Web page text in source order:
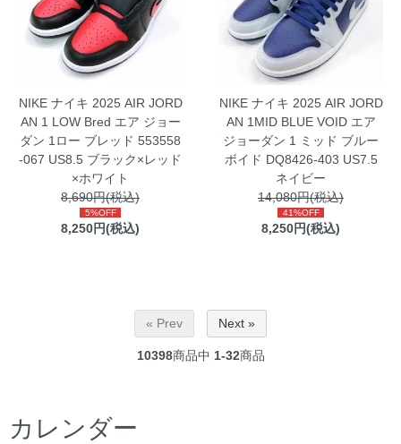
NIKE ナイキ 2025 AIR JORD
AN 1 LOW Bred エア ジョー
ダン 1ロー ブレッド 553558
-067 US8.5 ブラック×レッド
×ホワイト
8,690円(税込)
5%OFF
8,250円(税込)
NIKE ナイキ 2025 AIR JORD
AN 1MID BLUE VOID エア
ジョーダン 1 ミッド ブルー
ボイド DQ8426-403 US7.5
ネイビー
14,080円(税込)
41%OFF
8,250円(税込)
« Prev Next »
10398商品中 1-32商品
カレンダー